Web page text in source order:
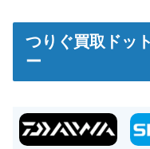
つりぐ買取ドッ
ー